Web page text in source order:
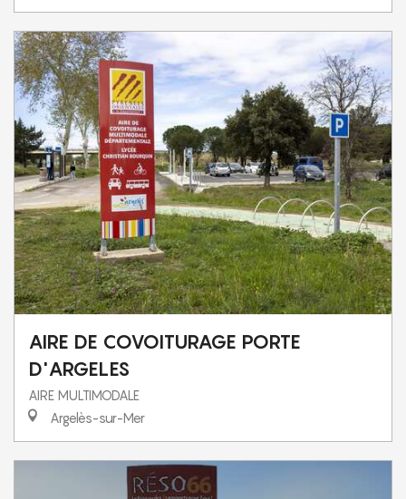
AIRE DE COVOITURAGE PORTE
D'ARGELES
AIRE MULTIMODALE
Argelès-sur-Mer